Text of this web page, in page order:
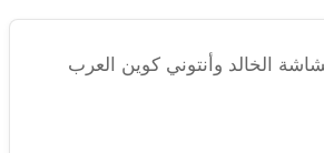
الخالد وأنتوني كوين العرب